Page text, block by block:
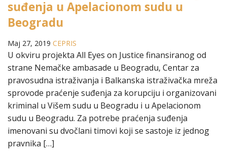
suđenja u Apelacionom sudu u
Beogradu
Maj 27, 2019 CEPRIS
U okviru projekta All Eyes on Justice finansiranog od
strane Nemačke ambasade u Beogradu, Centar za
pravosudna istraživanja i Balkanska istraživačka mreža
sprovode praćenje suđenja za korupciju i organizovani
kriminal u Višem sudu u Beogradu i u Apelacionom
sudu u Beogradu. Za potrebe praćenja suđenja
imenovani su dvočlani timovi koji se sastoje iz jednog
pravnika […]